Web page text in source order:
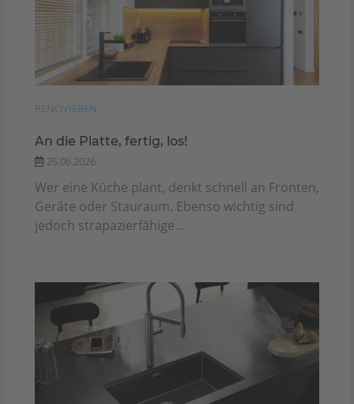
RENOVIEREN
An die Platte, fertig, los!
25.06.2026
Wer eine Küche plant, denkt schnell an Fronten,
Geräte oder Stauraum. Ebenso wichtig sind
jedoch strapazierfähige...